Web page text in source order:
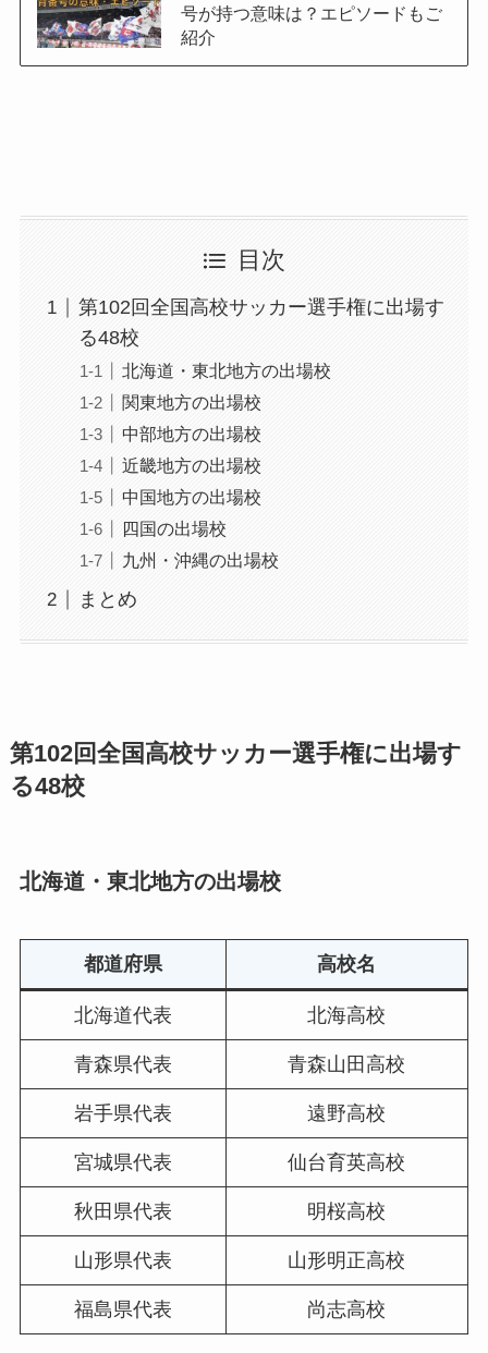
号が持つ意味は？エピソードもご
紹介
目次
第102回全国高校サッカー選手権に出場す
る48校
北海道・東北地方の出場校
関東地方の出場校
中部地方の出場校
近畿地方の出場校
中国地方の出場校
四国の出場校
九州・沖縄の出場校
まとめ
第102回全国高校サッカー選手権に出場す
る48校
北海道・東北地方の出場校
都道府県 高校名
北海道代表 北海高校
青森県代表 青森山田高校
岩手県代表 遠野高校
宮城県代表 仙台育英高校
秋田県代表 明桜高校
山形県代表 山形明正高校
福島県代表 尚志高校